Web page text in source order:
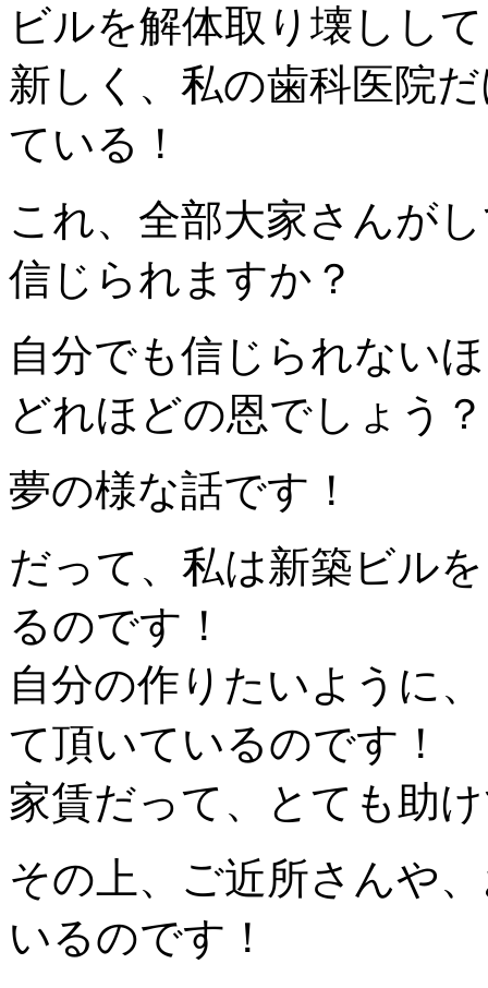
ビルを解体取り壊しし
新しく、私の歯科医院
ている！
これ、全部大家さんが
信じられますか？
自分でも信じられない
どれほどの恩でしょう？
夢の様な話です！
だって、私は新築ビル
るのです！
自分の作りたいように
て頂いているのです！
家賃だって、とても助
その上、ご近所さんや
いるのです！